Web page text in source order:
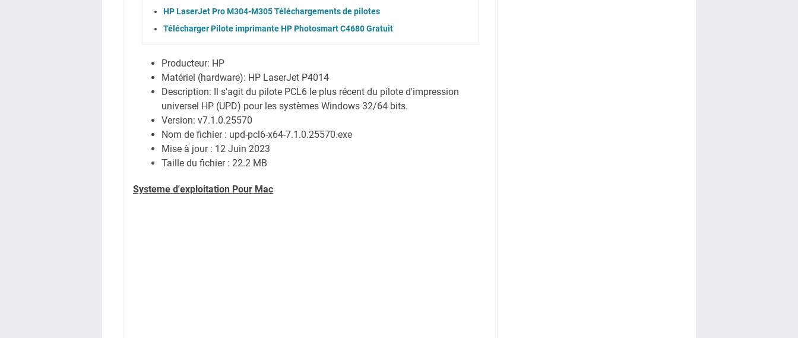
HP LaserJet Pro M304-M305 Téléchargements de pilotes
Télécharger Pilote imprimante HP Photosmart C4680 Gratuit
Producteur: HP
Matériel (hardware): HP LaserJet P4014
Description: Il s'agit du pilote PCL6 le plus récent du pilote d'impression
universel HP (UPD) pour les systèmes Windows 32/64 bits.
Version: v7.1.0.25570
Nom de fichier : upd-pcl6-x64-7.1.0.25570.exe
Mise à jour : 12 Juin 2023
Taille du fichier : 22.2 MB
Systeme d'exploitation Pour Mac